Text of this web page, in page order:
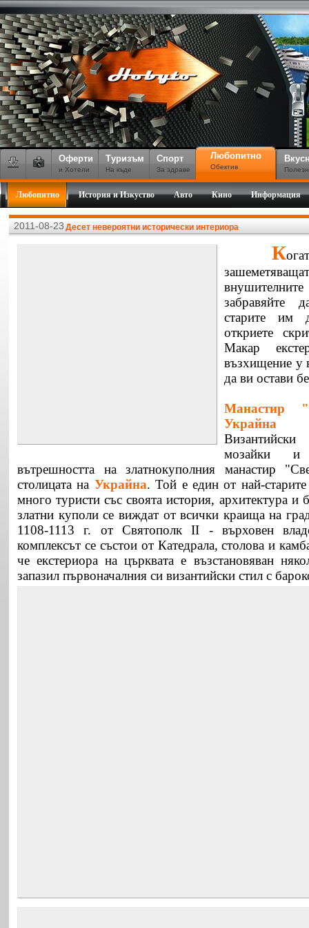
Оферти
и Хотели
Туризъм
На къде
Спорт
За здраве
Любопитно
Обектив
Любопитно История и Изкуство Авто Кино Информация
2011-08-23Десет невероятни исторически интериора
К
внушителните
забравяйте
старите им
откриете
Макар
възхищение у
да ви остави
Манастир
Украйна
мозайки и
вътрешността на златнокуполния манастир
столицата на Украйна. Той е един от най-
много туристи със своята история, архитектура и
златни куполи се виждат от всички краища на
1108-1113 г. от Святополк II - върховен
комплексът се състои от Катедрала, столова и
че екстериора на църквата е възстановяван
запазил първоначалния си византийски стил с